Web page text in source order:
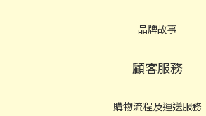
品牌故事
顧客服務
購物流程及運送服務